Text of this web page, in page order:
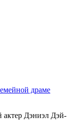
драме
актер Дэниэл Дэй-